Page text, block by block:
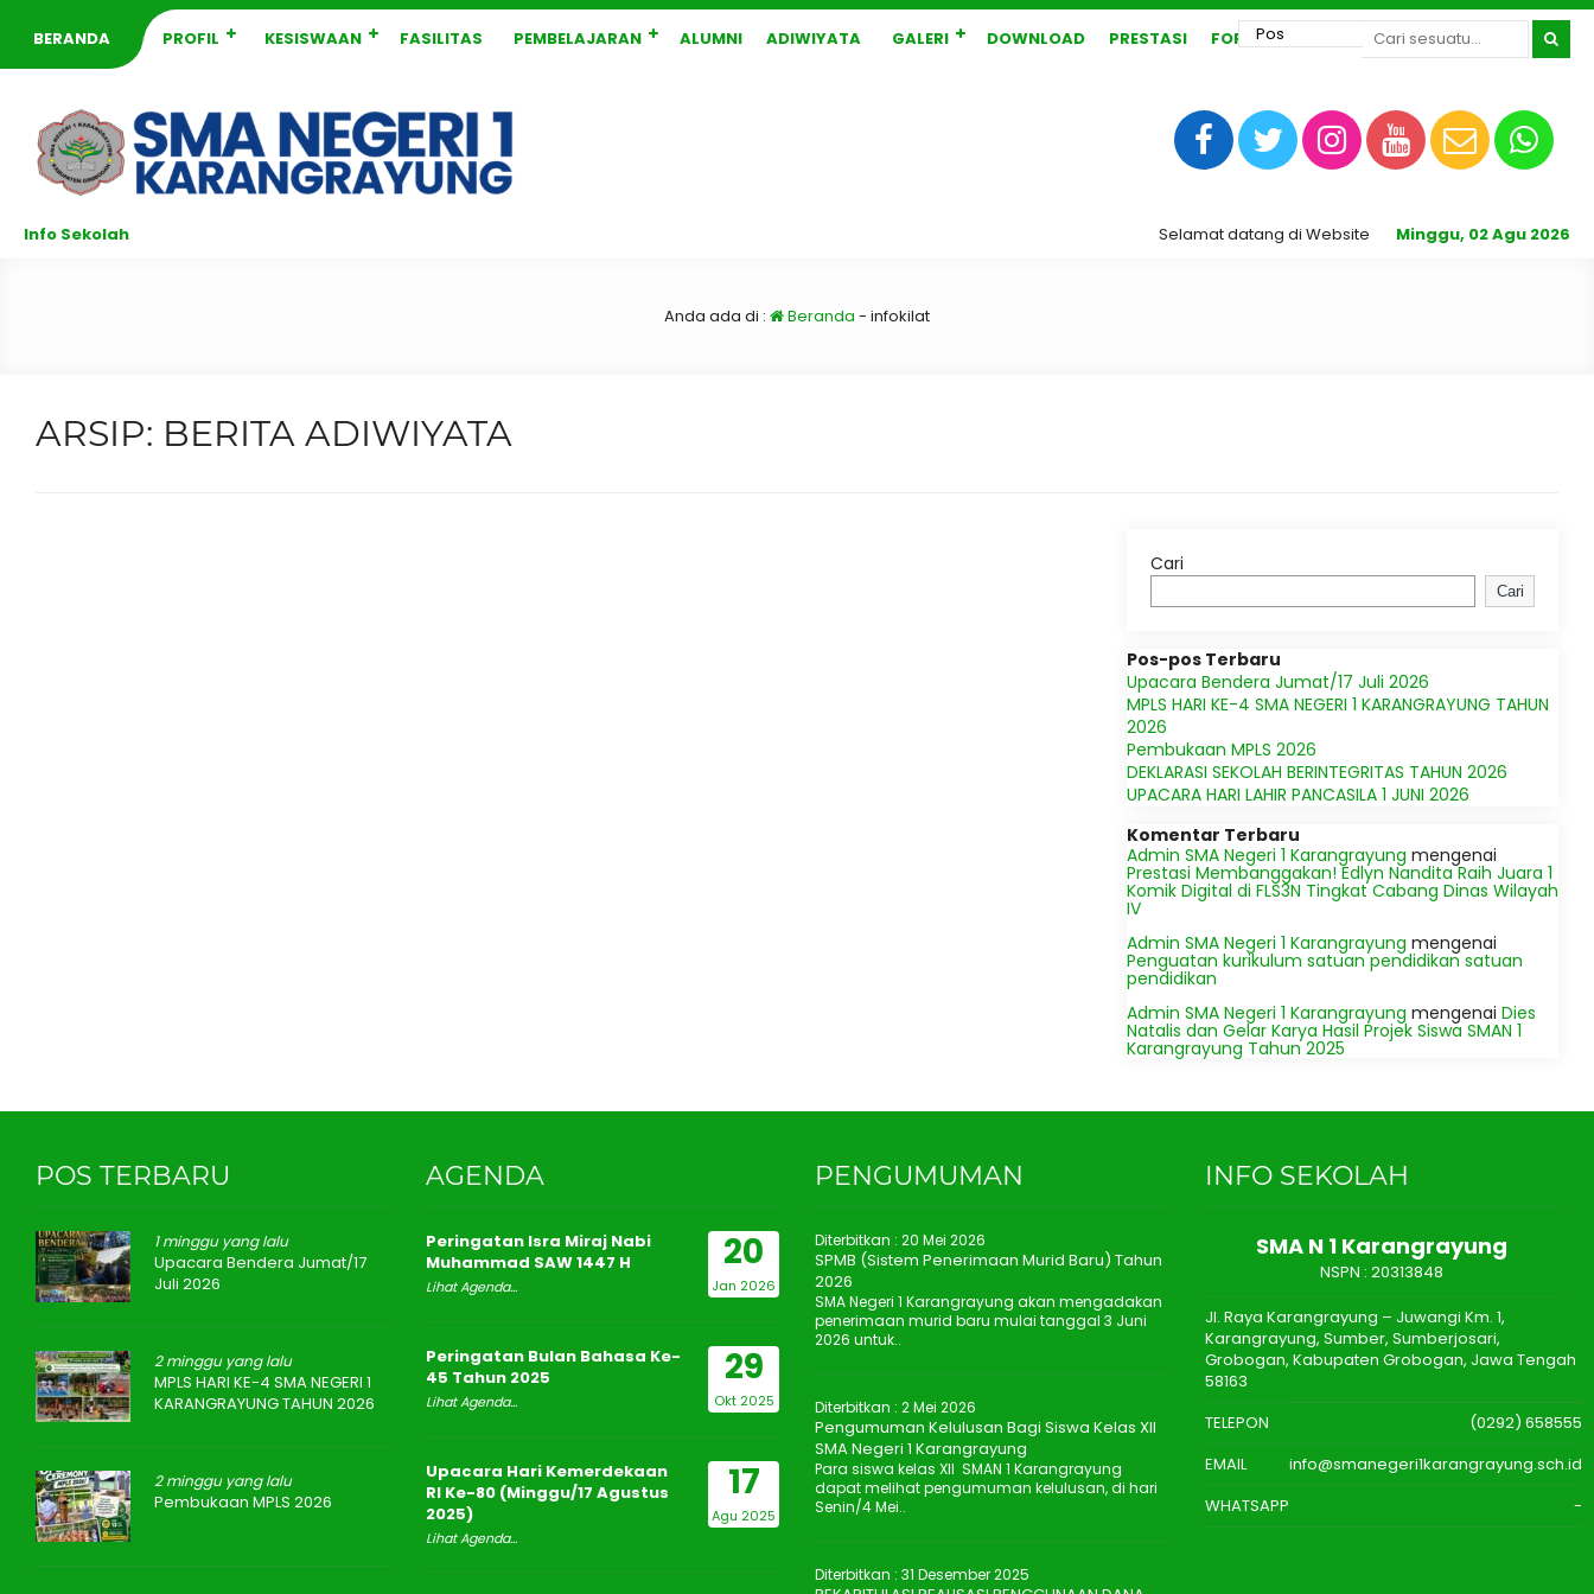
BERANDA PROFIL KESISWAAN FASILITAS PEMBELAJARAN ALUMNI ADIWIYATA GALERI DOWNLOAD PRESTASI FORUM
Info Sekolah Minggu, 02 Agu 2026
Selamat datang di Website Resmi SMA N 1
Anda ada di : Beranda - infokilat
ARSIP: BERITA ADIWIYATA
Cari
Cari
Pos-pos Terbaru
Upacara Bendera Jumat/17 Juli 2026
MPLS HARI KE-4 SMA NEGERI 1 KARANGRAYUNG TAHUN
2026
Pembukaan MPLS 2026
DEKLARASI SEKOLAH BERINTEGRITAS TAHUN 2026
UPACARA HARI LAHIR PANCASILA 1 JUNI 2026
Komentar Terbaru
Admin SMA Negeri 1 Karangrayung mengenai
Prestasi Membanggakan! Edlyn Nandita Raih Juara 1
Komik Digital di FLS3N Tingkat Cabang Dinas Wilayah
IV
Admin SMA Negeri 1 Karangrayung mengenai
Penguatan kurikulum satuan pendidikan satuan
pendidikan
Admin SMA Negeri 1 Karangrayung mengenai Dies
Natalis dan Gelar Karya Hasil Projek Siswa SMAN 1
Karangrayung Tahun 2025
POS TERBARU
1 minggu yang lalu
Upacara Bendera Jumat/17
Juli 2026
2 minggu yang lalu
MPLS HARI KE-4 SMA NEGERI 1
KARANGRAYUNG TAHUN 2026
2 minggu yang lalu
Pembukaan MPLS 2026
AGENDA
20
Jan 2026
Peringatan Isra Miraj Nabi
Muhammad SAW 1447 H
Lihat Agenda...
29
Okt 2025
Peringatan Bulan Bahasa Ke-
45 Tahun 2025
Lihat Agenda...
17
Agu 2025
Upacara Hari Kemerdekaan
RI Ke-80 (Minggu/17 Agustus
2025)
Lihat Agenda...
PENGUMUMAN
Diterbitkan : 20 Mei 2026
SPMB (Sistem Penerimaan Murid Baru) Tahun
2026
SMA Negeri 1 Karangrayung akan mengadakan
penerimaan murid baru mulai tanggal 3 Juni
2026 untuk..
Diterbitkan : 2 Mei 2026
Pengumuman Kelulusan Bagi Siswa Kelas XII
SMA Negeri 1 Karangrayung
Para siswa kelas XII SMAN 1 Karangrayung
dapat melihat pengumuman kelulusan, di hari
Senin/4 Mei..
Diterbitkan : 31 Desember 2025
INFO SEKOLAH
SMA N 1 Karangrayung
NSPN : 20313848
Jl. Raya Karangrayung – Juwangi Km. 1,
Karangrayung, Sumber, Sumberjosari,
Grobogan, Kabupaten Grobogan, Jawa Tengah
58163
TELEPON
(0292) 658555
EMAIL
info@smanegeri1karangrayung.sch.id
WHATSAPP
-